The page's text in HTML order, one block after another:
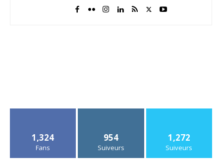
1,324
Fans
954
Suiveurs
1,272
Suiveurs